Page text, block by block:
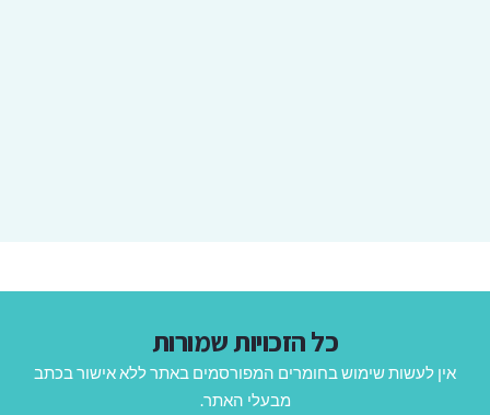
כל הזכויות שמורות
אין לעשות שימוש בחומרים המפורסמים באתר ללא אישור בכתב
מבעלי האתר.